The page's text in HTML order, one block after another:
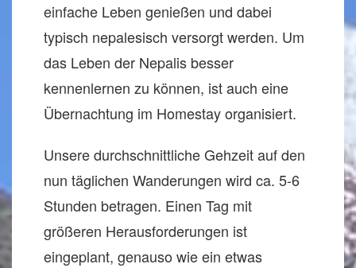
einfache Leben genießen und dabei
typisch nepalesisch versorgt werden. Um
das Leben der Nepalis besser
kennenlernen zu können, ist auch eine
Übernachtung im Homestay organisiert.
Unsere durchschnittliche Gehzeit auf den
nun täglichen Wanderungen wird ca. 5-6
Stunden betragen. Einen Tag mit
größeren Herausforderungen ist
eingeplant, genauso wie ein etwas